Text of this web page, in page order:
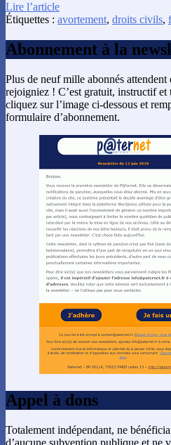
Lire l’article
Étiquettes : avortement, droits civils,
Abonnement à la
Plus de neuf mille abonnés attendent
rejoigniez ! C’est gratuit, instructif et
cliquez sur l’image ci-dessous et
formulaire d’abonnement.
Appel à dons
Totalement indépendant, ne
d’aucune subvention publique et ne